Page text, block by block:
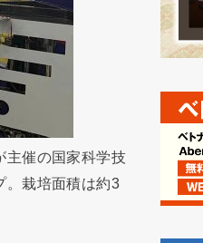
主催の国家科学技
。栽培面積は約3